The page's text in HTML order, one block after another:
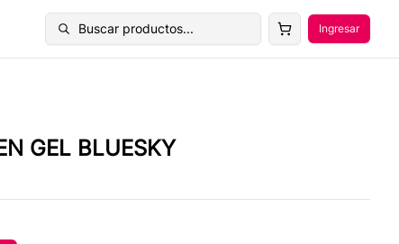
Buscar productos...
Buscar productos Ingresar
GEL BLUESKY